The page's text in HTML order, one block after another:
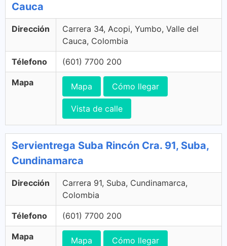
Cauca
Dirección
Carrera 34, Acopi, Yumbo, Valle del
Cauca, Colombia
Télefono (601) 7700 200
Mapa Mapa Cómo llegar
Vista de calle
Servientrega Suba Rincón Cra. 91, Suba,
Cundinamarca
Dirección
Carrera 91, Suba, Cundinamarca,
Colombia
Télefono (601) 7700 200
Mapa Mapa Cómo llegar